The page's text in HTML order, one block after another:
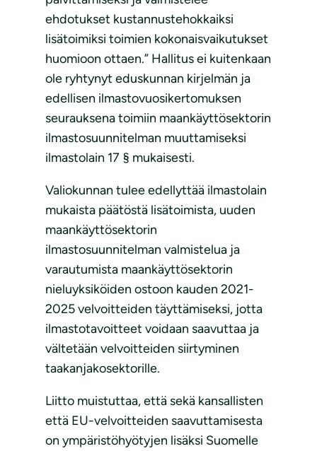
ehdotukset kustannustehokkaiksi
lisätoimiksi toimien kokonaisvaikutukset
huomioon ottaen.” Hallitus ei kuitenkaan
ole ryhtynyt eduskunnan kirjelmän ja
edellisen ilmastovuosikertomuksen
seurauksena toimiin maankäyttösektorin
ilmastosuunnitelman muuttamiseksi
ilmastolain 17 § mukaisesti.
Valiokunnan tulee edellyttää ilmastolain
mukaista päätöstä lisätoimista, uuden
maankäyttösektorin
ilmastosuunnitelman valmistelua ja
varautumista maankäyttösektorin
nieluyksiköiden ostoon kauden 2021-
2025 velvoitteiden täyttämiseksi, jotta
ilmastotavoitteet voidaan saavuttaa ja
vältetään velvoitteiden siirtyminen
taakanjakosektorille.
Liitto muistuttaa, että sekä kansallisten
että EU-velvoitteiden saavuttamisesta
on ympäristöhyötyjen lisäksi Suomelle